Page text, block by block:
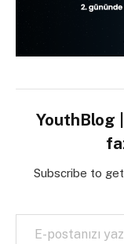
YouthBlog
Subscribe to
E-postanızı yazın…